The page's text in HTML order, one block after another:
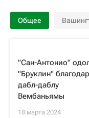
Общее
"Сан-Антонио"
"Бруклин"
дабл-даблу
Вембаньямы
18 марта 2024